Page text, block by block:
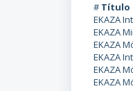
# Título
EKAZA
EKAZA
EKAZA
EKAZA
EKAZA
EKAZA